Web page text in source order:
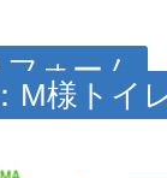
ォーム
M様トイ